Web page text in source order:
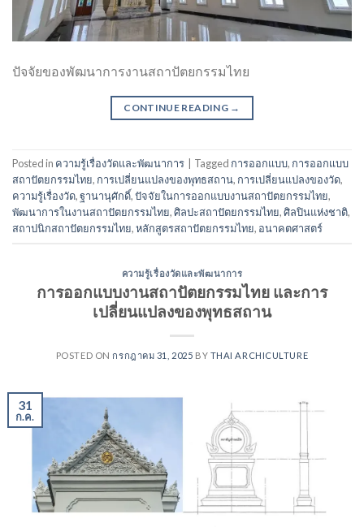
ปัจจัยของพัฒนาการงานสถาปัตยกรรมไทย
CONTINUE READING →
Posted in ความรู้เรื่องวัดและพัฒนาการ Tagged การออกแบบ, การออกแบบ
สถาปัตยกรรมไทย, การเปลี่ยนแปลงของพุทธสถาน, การเปลี่ยนแปลงของวัด,
ความรู้เรื่องวัด,ฐานานุศักดิ์,ปัจจัยในการออกแบบงานสถาปัตยกรรมไทย,
พัฒนาการในงานสถาปัตยกรรมไทย,ศิลปะสถาปัตยกรรมไทย,ศิลปินแห่งชาติ,
สถาปนิกสถาปัตยกรรมไทย,หลักสูตรสถาปัตยกรรมไทย, อนาคตศาสตร์
ความรู้เรื่องวัดและพัฒนาการ
การออกแบบงานสถาปัตยกรรมไทย และการ
เปลี่ยนแปลงของพุทธสถาน
POSTED ON กรกฎาคม 31, 2025 BY THAI ARCHICULTURE
31
ก.ค.